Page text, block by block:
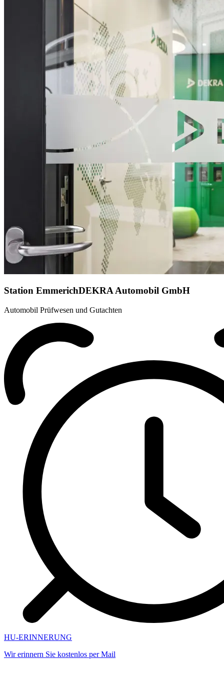
Station EmmerichDEKRA Automobil GmbH
Automobil Prüfwesen und Gutachten
HU-ERINNERUNG
Wir erinnern Sie kostenlos per Mail